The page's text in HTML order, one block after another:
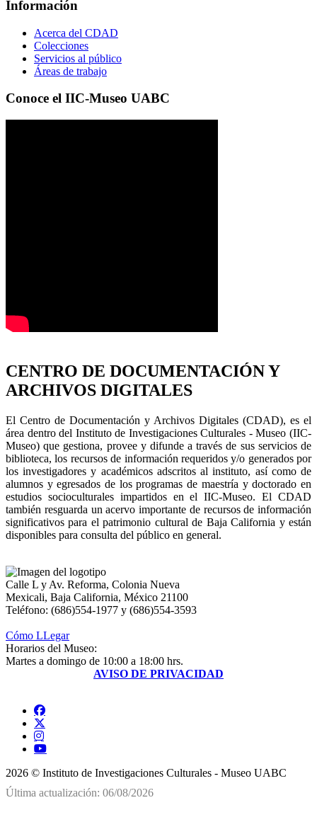
Información
Acerca del CDAD
Colecciones
Servicios al público
Áreas de trabajo
Conoce el IIC-Museo UABC
CENTRO DE DOCUMENTACIÓN Y
ARCHIVOS DIGITALES
El Centro de Documentación y Archivos Digitales (CDAD), es el
área dentro del Instituto de Investigaciones Culturales - Museo (IIC-
Museo) que gestiona, provee y difunde a través de sus servicios de
biblioteca, los recursos de información requeridos y/o generados por
los investigadores y académicos adscritos al instituto, así como de
alumnos y egresados de los programas de maestría y doctorado en
estudios socioculturales impartidos en el IIC-Museo. El CDAD
también resguarda un acervo importante de recursos de información
significativos para el patrimonio cultural de Baja California y están
disponibles para consulta del público en general.
Calle L y Av. Reforma, Colonia Nueva
Mexicali, Baja California, México 21100
Teléfono: (686)554-1977 y (686)554-3593
Cómo LLegar
Horarios del Museo:
Martes a domingo de 10:00 a 18:00 hrs.
AVISO DE PRIVACIDAD
2026 © Instituto de Investigaciones Culturales - Museo UABC
Última actualización: 06/08/2026